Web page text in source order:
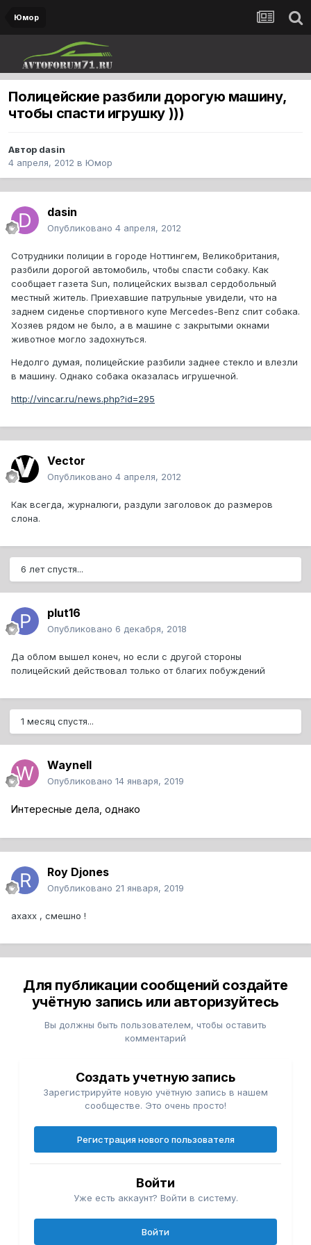
Юмор
Полицейские разбили дорогую машину,
чтобы спасти игрушку )))
Автор dasin
4 апреля, 2012 в Юмор
dasin
Опубликовано 4 апреля, 2012
Сотрудники полиции в городе Ноттингем, Великобритания,
разбили дорогой автомобиль, чтобы спасти собаку. Как
сообщает газета Sun, полицейских вызвал сердобольный
местный житель. Приехавшие патрульные увидели, что на
заднем сиденье спортивного купе Mercedes-Benz спит собака.
Хозяев рядом не было, а в машине с закрытыми окнами
животное могло задохнуться.
Недолго думая, полицейские разбили заднее стекло и влезли
в машину. Однако собака оказалась игрушечной.
http://vincar.ru/news.php?id=295
Vector
Опубликовано 4 апреля, 2012
Как всегда, журналюги, раздули заголовок до размеров
слона.
6 лет спустя...
plut16
Опубликовано 6 декабря, 2018
Да облом вышел конеч, но если с другой стороны
полицейский действовал только от благих побуждений
1 месяц спустя...
Waynell
Опубликовано 14 января, 2019
Интересные дела, однако
Roy Djones
Опубликовано 21 января, 2019
ахахх , смешно !
Для публикации сообщений создайте
учётную запись или авторизуйтесь
Вы должны быть пользователем, чтобы оставить
комментарий
Создать учетную запись
Зарегистрируйте новую учётную запись в нашем
сообществе. Это очень просто!
Регистрация нового пользователя
Войти
Уже есть аккаунт? Войти в систему.
Войти